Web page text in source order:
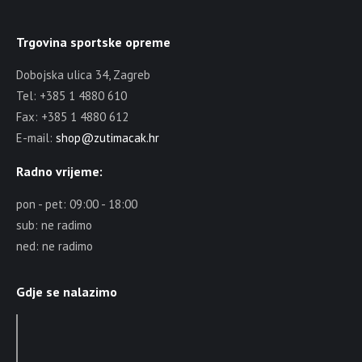
Trgovina sportske opreme
Dobojska ulica 34, Zagreb
Tel: +385 1 4880 610
Fax: +385 1 4880 612
E-mail: shop@zutimacak.hr
Radno vrijeme:
pon - pet: 09:00 - 18:00
sub: ne radimo
ned: ne radimo
Gdje se nalazimo